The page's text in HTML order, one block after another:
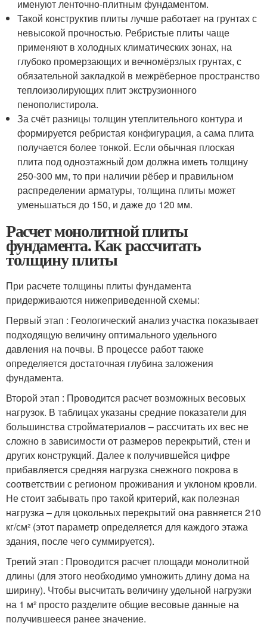
именуют ленточно-плитным фундаментом.
Такой конструктив плиты лучше работает на грунтах с
невысокой прочностью. Ребристые плиты чаще
применяют в холодных климатических зонах, на
глубоко промерзающих и вечномёрзлых грунтах, с
обязательной закладкой в межрёберное пространство
теплоизолирующих плит экструзионного
пенополистирола.
За счёт разницы толщин утеплительного контура и
формируется ребристая конфигурация, а сама плита
получается более тонкой. Если обычная плоская
плита под одноэтажный дом должна иметь толщину
250-300 мм, то при наличии рёбер и правильном
распределении арматуры, толщина плиты может
уменьшаться до 150, и даже до 120 мм.
Расчет монолитной плиты
фундамента. Как рассчитать
толщину плиты
При расчете толщины плиты фундамента
придерживаются нижеприведенной схемы:
Первый этап : Геологический анализ участка показывает
подходящую величину оптимального удельного
давления на почвы. В процессе работ также
определяется достаточная глубина заложения
фундамента.
Второй этап : Проводится расчет возможных весовых
нагрузок. В таблицах указаны средние показатели для
большинства стройматериалов – рассчитать их вес не
сложно в зависимости от размеров перекрытий, стен и
других конструкций. Далее к получившейся цифре
прибавляется средняя нагрузка снежного покрова в
соответствии с регионом проживания и уклоном кровли.
Не стоит забывать про такой критерий, как полезная
нагрузка – для цокольных перекрытий она равняется 210
кг/см² (этот параметр определяется для каждого этажа
здания, после чего суммируется).
Третий этап : Проводится расчет площади монолитной
длины (для этого необходимо умножить длину дома на
ширину). Чтобы высчитать величину удельной нагрузки
на 1 м² просто разделите общие весовые данные на
получившееся ранее значение.